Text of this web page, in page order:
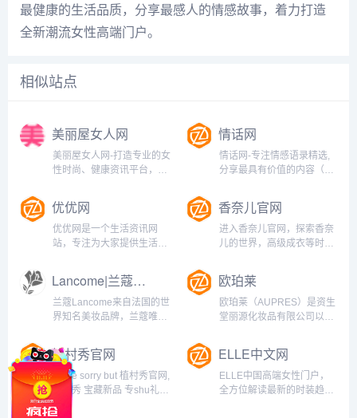
最健康的生活品质，分享最感人的情感故事，着力打造
全新潮流女性高端门户。
相似站点
美丽屋女人网
美丽屋女人网-打造专业的女
性时尚、健康资讯平台，关
肤、情感、母婴知识资讯网
站！...
情话网
情话网-专注情感语录精选,
分享最具有价值的内容（包
情，励志，星座等美文分
享）！...
优优网
优优网是一个生活资讯网
站，专注为大家提供生活小
荐、情感解答、修身养身、
游戏娱乐、身体锻练、女性
穿搭、时尚美图等内容，是
专为女性提供的服务的网
香奈儿官网
进入香奈儿官网，探索香奈
儿的世界，高级成衣等时尚
护肤品等美容品以及香奈儿
手表与高级珠宝。了解新款
香奈儿产品图片及价格请登
陆香奈儿CHANEL官网。...
Lancome|兰蔻官网
兰蔻Lancome来自法国的世
界知名美妆品牌，兰蔻唯一
肤、彩妆、香水、男士护肤
等产品信息和美颜方案。欢
迎来官网购买，这里包含最
全的兰蔻产品，全场免运
费，还有有礼盒套装及限时
欧珀莱
欧珀莱（AUPRES）是资生
堂丽源化妆品有限公司以资
为基础。以“我，赢了时光”
为品牌理念。为中国女性的
健康活力之美提供高品质咨
询。登录欧珀莱天猫旗舰店
植村秀官网
We're sorry but 植村秀官网,
植村秀 宝藏新品 专shu礼
遇,shu uemura植村秀官方
ELLE中文网
ELLE中国高端女性门户，
全方位解读最新的时装趋